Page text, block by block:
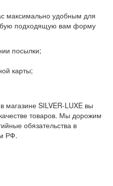
максимально удобным для
подходящую вам форму
посылки;
карты;
магазине SILVER-LUXE вы
товаров. Мы дорожим
обязательства в
РФ.